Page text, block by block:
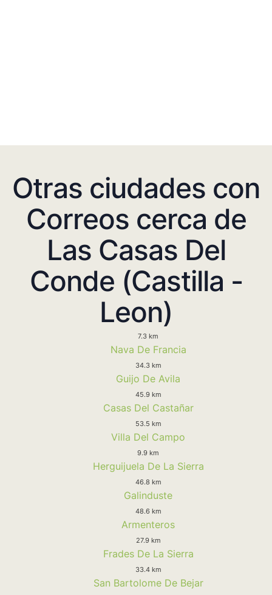
Otras ciudades con
Correos cerca de
Las Casas Del
Conde (Castilla -
Leon)
7.3 km
Nava De Francia
34.3 km
Guijo De Avila
45.9 km
Casas Del Castañar
53.5 km
Villa Del Campo
9.9 km
Herguijuela De La Sierra
46.8 km
Galinduste
48.6 km
Armenteros
27.9 km
Frades De La Sierra
33.4 km
San Bartolome De Bejar